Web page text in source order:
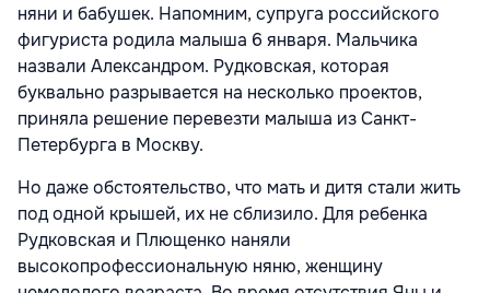
няни и бабушек. Напомним, супруга российского
фигуриста родила малыша 6 января. Мальчика
назвали Александром. Рудковская, которая
буквально разрывается на несколько проектов,
приняла решение перевезти малыша из Санкт-
Петербурга в Москву.
Но даже обстоятельство, что мать и дитя стали жить
под одной крышей, их не сблизило. Для ребенка
Рудковская и Плющенко наняли
высокопрофессиональную няню, женщину